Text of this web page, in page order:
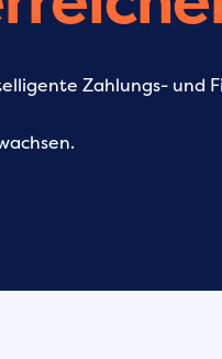
Zahlungs- und